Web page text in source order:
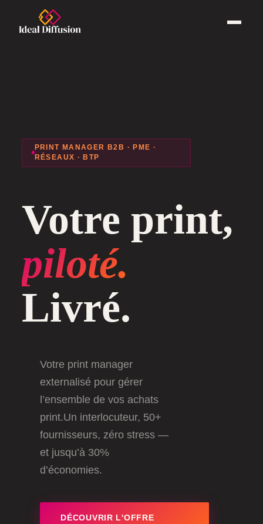
PRINT MANAGER B2B · PME ·
RÉSEAUX · BTP
Votre print,
piloté.
Livré.
Votre print manager
externalisé pour gérer
l’ensemble de vos achats
print.Un interlocuteur, 50+
fournisseurs, zéro stress —
et jusqu’à 30%
d’économies.
DÉCOUVRIR L'OFFRE